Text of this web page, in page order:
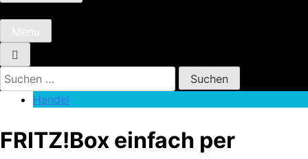
Menu
Suchen
nach:
Handel
FRITZ!Box einfach per